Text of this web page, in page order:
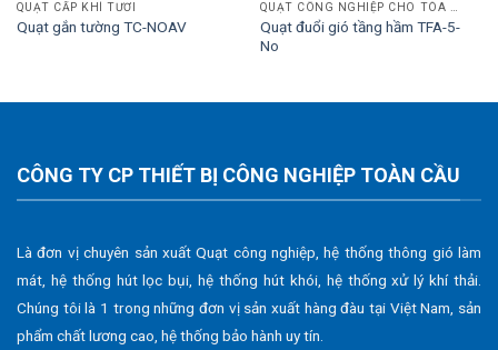
QUẠT CẤP KHÍ TƯƠI
Quạt gắn tường TC-NOAV
Quạt đuổi gió tầng hầm TFA-5-
No
CÔNG TY CP THIẾT BỊ CÔNG NGHIỆP TOÀN CẦU
Là đơn vị chuyên sản xuất Quạt công nghiệp, hệ thống thông gió làm
mát, hệ thống hút lọc bụi, hệ thống hút khói, hệ thống xử lý khí thải.
Chúng tôi là 1 trong những đơn vị sản xuất hàng đàu tại Việt Nam, sản
phẩm chất lương cao, hệ thống bảo hành uy tín.